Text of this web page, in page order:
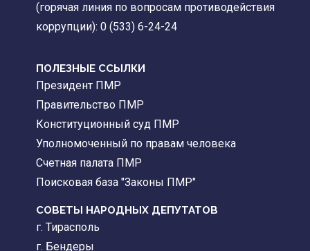
(горячая линия по вопросам противодействия
коррупции): 0 (533) 6-24-24
ПОЛЕЗНЫЕ ССЫЛКИ
Президент ПМР
Правительство ПМР
Конституционный суд ПМР
Уполномоченный по правам человека
Счетная палата ПМР
Поисковая база "Законы ПМР"
СОВЕТЫ НАРОДНЫХ ДЕПУТАТОВ
г. Тирасполь
г. Бендеры